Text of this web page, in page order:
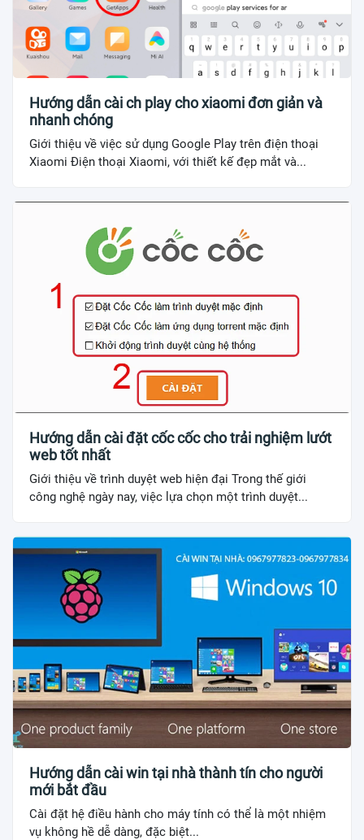
Hướng dẫn cài ch play cho xiaomi đơn giản và
nhanh chóng
Giới thiệu về việc sử dụng Google Play trên điện thoại
Xiaomi Điện thoại Xiaomi, với thiết kế đẹp mắt và...
Hướng dẫn cài đặt cốc cốc cho trải nghiệm lướt
web tốt nhất
Giới thiệu về trình duyệt web hiện đại Trong thế giới
công nghệ ngày nay, việc lựa chọn một trình duyệt...
Hướng dẫn cài win tại nhà thành tín cho người
mới bắt đầu
Cài đặt hệ điều hành cho máy tính có thể là một nhiệm
vụ không hề dễ dàng, đặc biệt...